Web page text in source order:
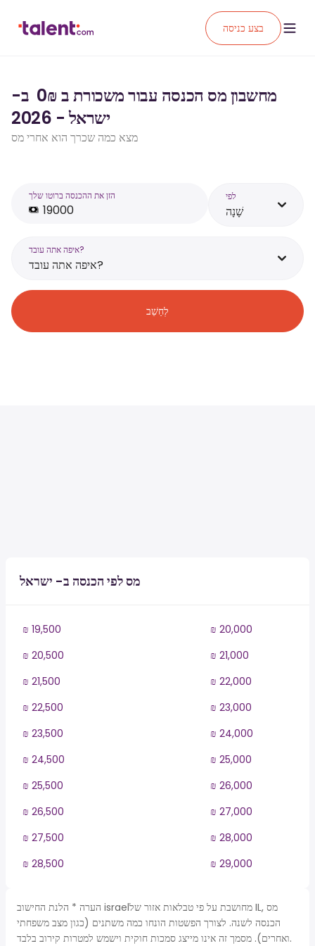
בצע כניסה
מחשבון מס הכנסה עבור משכורת ב ₪‏0 ‏ ב-
ישראל - 2026
מצא כמה שכרך הוא אחרי מס
הזן את ההכנסה ברוטו שלך לפי
שָׁנָה
איפה אתה עובד?
איפה אתה עובד?
לְחַשֵׁב
מס לפי הכנסה ב- ישראל
₪ 19,500
₪ 20,000
₪ 20,500
₪ 21,000
₪ 21,500
₪ 22,000
₪ 22,500
₪ 23,000
₪ 23,500
₪ 24,000
₪ 24,500
₪ 25,000
₪ 25,500
₪ 26,000
₪ 26,500
₪ 27,000
₪ 27,500
₪ 28,000
₪ 28,500
₪ 29,000
הערה * הלנת החישוב israelמחושבת על פי טבלאות אזור של IL, מס
הכנסה לשנה. לצורך הפשטות הונחו כמה משתנים (כגון מצב משפחתי
ואחרים). מסמך זה אינו מייצג סמכות חוקית וישמש למטרות קירוב בלבד.